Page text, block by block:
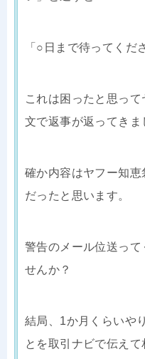
「○日まで待ってくだ
これは困ったと思っ
文で返事が返ってきま
確か内容はヤフー知
だったと思います。
警告のメール位送って
せんか？
結局、1か月くらいや
とを取引ナビで伝え